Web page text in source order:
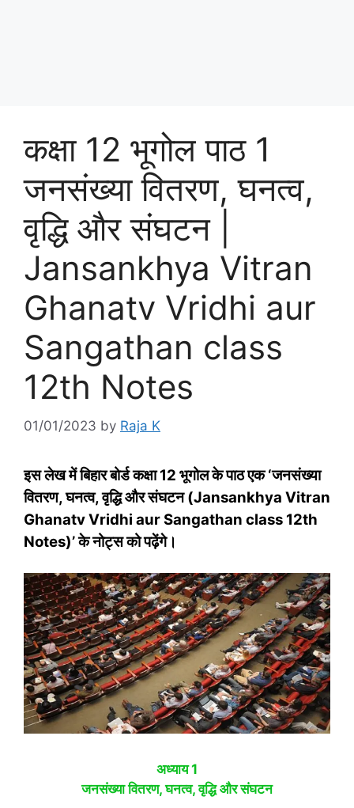
कक्षा 12 भूगोल पाठ 1
जनसंख्‍या वितरण, घनत्‍व,
वृद्धि और संघटन |
Jansankhya Vitran
Ghanatv Vridhi aur
Sangathan class
12th Notes
01/01/2023 by Raja K
इस लेख में बिहार बोर्ड कक्षा 12 भूगोल के पाठ एक ‘जनसंख्‍या
वितरण, घनत्‍व, वृद्धि और संघटन (Jansankhya Vitran
Ghanatv Vridhi aur Sangathan class 12th
Notes)’ के नोट्स को पढ़ेंगे।
अध्‍याय 1
जनसंख्‍यावितरण, घनत्‍व, वृद्धि और संघटन